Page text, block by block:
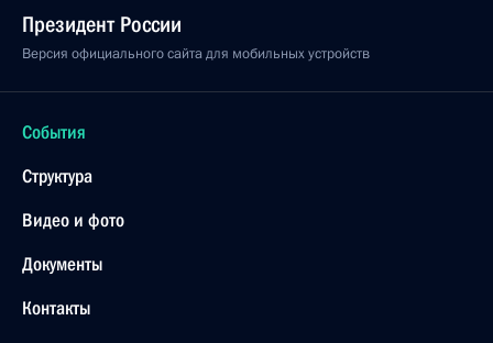
Президент России
Версия официального сайта для мобильных устройств
События
Структура
Видео и фото
Документы
Контакты